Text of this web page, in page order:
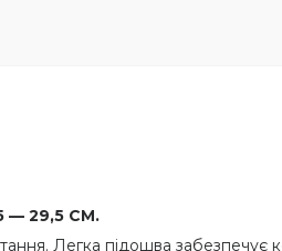
— 29,5 СМ.
Легка підошва забезпечує